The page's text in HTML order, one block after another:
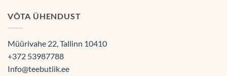
VÕTA ÜHENDUST
Müürivahe 22, Tallinn 10410
+372 53987788
Info@teebutiik.ee